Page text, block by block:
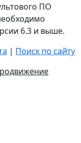
ПО
6.3 и выше.
| Поиск по сайту